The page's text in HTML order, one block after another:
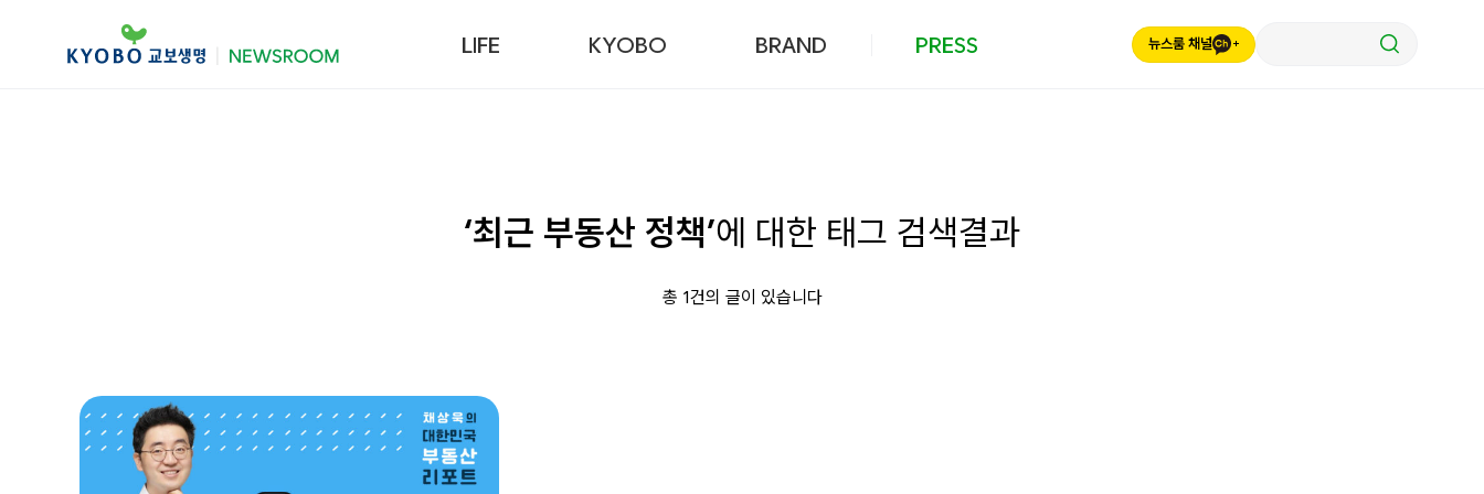
LIFE KYOBO BRAND PRESS 뉴스룸 채널
‘최근 부동산 정책’에 대한 태그 검색결과
총 1건의 글이 있습니다